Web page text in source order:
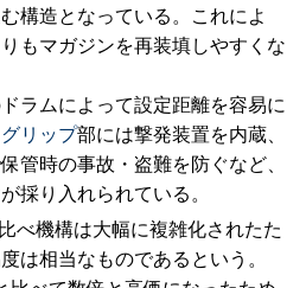
構造となっている。これによ
もマガジンを再装填しやすくな
ラムによって設定距離を容易に
グリップ部には撃発装置を内蔵、
管時の事故・盗難を防ぐなど、
採り入れられている。
べ機構は大幅に複雑化されたた
は相当なものであるという。